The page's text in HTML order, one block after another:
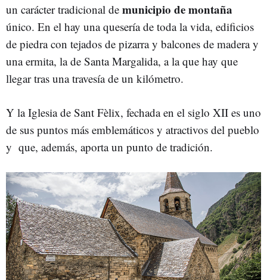
un carácter tradicional de municipio de montaña
único. En el hay una quesería de toda la vida, edificios
de piedra con tejados de pizarra y balcones de madera y
una ermita, la de Santa Margalida, a la que hay que
llegar tras una travesía de un kilómetro.
Y la Iglesia de Sant Fèlix, fechada en el siglo XII es uno
de sus puntos más emblemáticos y atractivos del pueblo
y que, además, aporta un punto de tradición.